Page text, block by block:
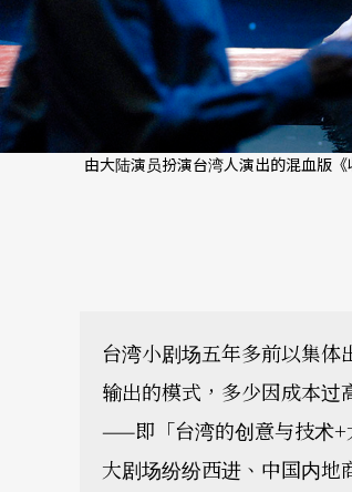
由大陆演员扮演台湾人演出的混血版
台湾小剧场五年多前以集
输出的模式，多少因成本过
——即「台湾的创意与技术+
大剧场纷纷西进、中国内